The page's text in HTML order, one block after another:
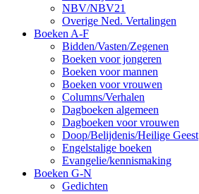
NBV/NBV21
Overige Ned. Vertalingen
Boeken A-F
Bidden/Vasten/Zegenen
Boeken voor jongeren
Boeken voor mannen
Boeken voor vrouwen
Columns/Verhalen
Dagboeken algemeen
Dagboeken voor vrouwen
Doop/Belijdenis/Heilige Geest
Engelstalige boeken
Evangelie/kennismaking
Boeken G-N
Gedichten